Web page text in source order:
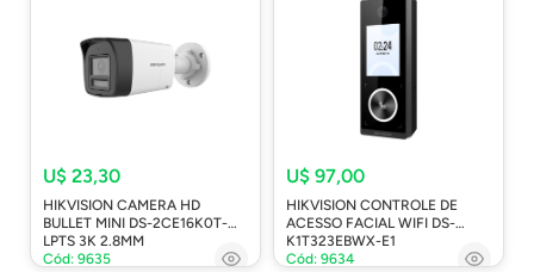
U$ 23,30
HIKVISION CAMERA HD
BULLET MINI DS-2CE16K0T-
LPTS 3K 2.8MM
Cód: 9635
U$ 97,00
HIKVISION CONTROLE DE
ACESSO FACIAL WIFI DS-
K1T323EBWX-E1
Cód: 9634